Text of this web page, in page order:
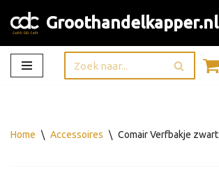
Ga
naar
de
Groothandelkapper.nl
Home \ Accessoires \ Comair Verfbakje zwart